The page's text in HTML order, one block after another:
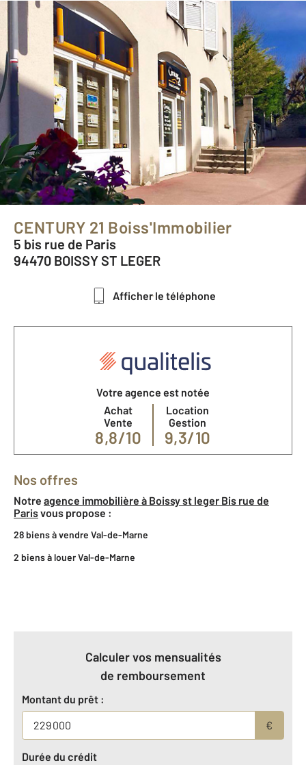
CENTURY 21 Boiss'Immobilier
5 bis rue de Paris
94470 BOISSY ST LEGER
Afficher le téléphone
Votre agence est notée
Achat
Vente
8,8/10
Location
Gestion
9,3/10
Nos offres
Notre agence immobilière à Boissy st leger Bis rue de
Parisvous propose :
28 biens à vendre Val-de-Marne
2 biens à louer Val-de-Marne
Calculer vos mensualités
de remboursement
Montant du prêt :
€
Durée du crédit